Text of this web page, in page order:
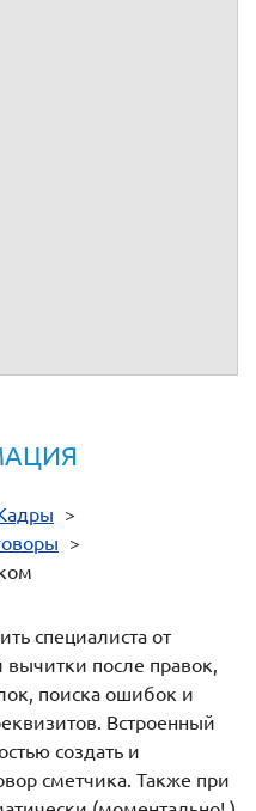
>
>
специалиста от
после правок,
поиска ошибок и
Встроенный
создать и
сметчика. Также при